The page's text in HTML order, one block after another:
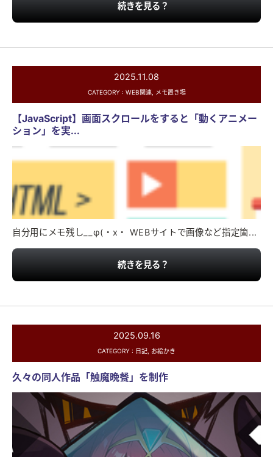
続きを見る？
2025.11.08
CATEGORY : WEB関連, メモ置き場
【JavaScript】画面スクロールをすると「動くアニメー
ション」を実...
自分用にメモ残し__φ(・x・ WEBサイトで画像など指定箇...
続きを見る？
2025.09.16
CATEGORY : 日記 お絵かき
久々の同人作品「触魔晩餐」を制作